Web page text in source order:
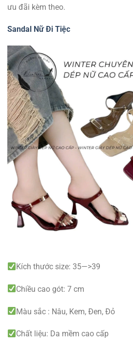
ưu đãi kèm theo.
Sandal Nữ Đi Tiệc
Kích thước size: 35—>39
Chiều cao gót: 7 cm
Màu sắc : Nâu, Kem, Đen, Đỏ
Chất liệu: Da mềm cao cấp